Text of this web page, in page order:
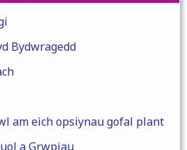
Bydwragedd
am eich opsiynau gofal plant
a Grwpiau